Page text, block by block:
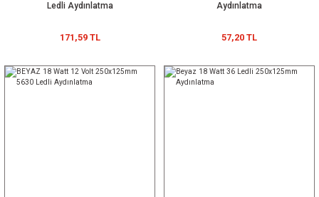
Ledli Aydınlatma
171,59 TL
Aydınlatma
57,20 TL